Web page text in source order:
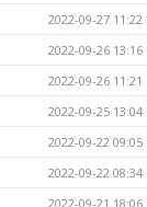
2022-09-27 11:22
2022-09-26 13:16
2022-09-26 11:21
2022-09-25 13:04
2022-09-22 09:05
2022-09-22 08:34
2022-09-21 18:06